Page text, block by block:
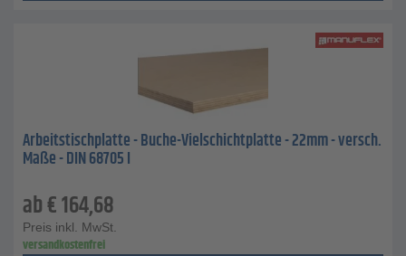
Arbeitstischplatte - Buche-Vielschichtplatte - 22mm - versch.
Maße - DIN 68705 I
ab€164,68
Preis inkl. MwSt.
versandkostenfrei